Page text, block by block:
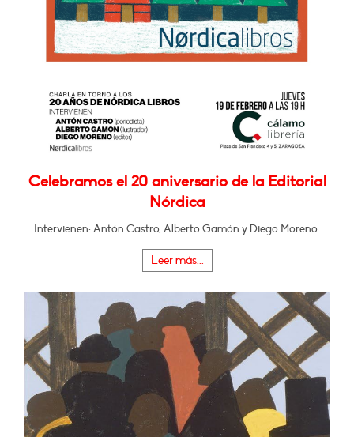
Celebramos el 20 aniversario de la Editorial
Nórdica
Intervienen: Antón Castro, Alberto Gamón y Diego Moreno.
Leer más...